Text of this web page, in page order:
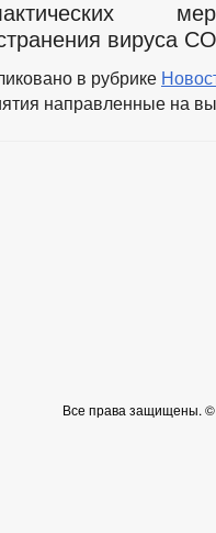
вируса
в рубрике
направленные на
Все права защищены. ©